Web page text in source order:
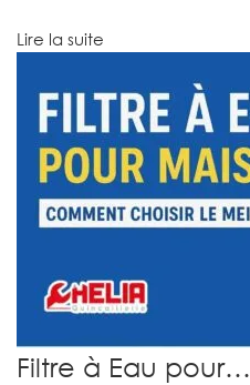
Lire la suite
Filtre à Eau pour…